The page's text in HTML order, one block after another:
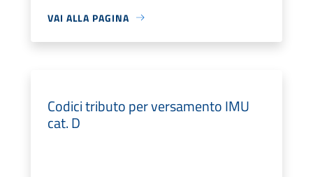
VAI ALLA PAGINA
Codici tributo per versamento IMU
cat. D